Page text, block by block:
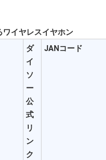
イヤレスイヤホン
ダ
イ
ソ
ー
公
式
リ
ン
ク
JANコード